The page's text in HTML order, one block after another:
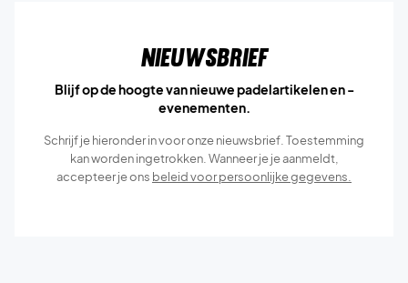
Nieuwsbrief
Blijf op de hoogte van nieuwe padelartikelen en -
evenementen.
Schrijf je hieronder in voor onze nieuwsbrief. Toestemming
kan worden ingetrokken. Wanneer je je aanmeldt,
accepteer je ons beleid voor persoonlijke gegevens.